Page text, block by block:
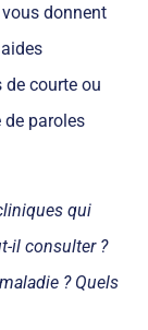
vous donnent
courte ou
de paroles
qui
il consulter ?
? Quels